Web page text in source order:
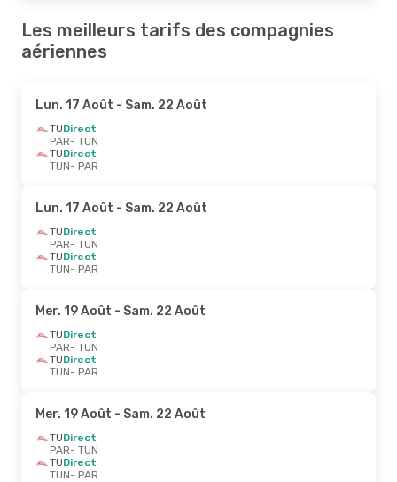
Les meilleurs tarifs des compagnies
aériennes
Lun. 17 Août - Sam. 22 Août
TUDirect
PAR- TUN
TUDirect
TUN- PAR
Lun. 17 Août - Sam. 22 Août
TUDirect
PAR- TUN
TUDirect
TUN- PAR
Mer. 19 Août - Sam. 22 Août
TUDirect
PAR- TUN
TUDirect
TUN- PAR
Mer. 19 Août - Sam. 22 Août
TUDirect
PAR- TUN
TUDirect
TUN- PAR